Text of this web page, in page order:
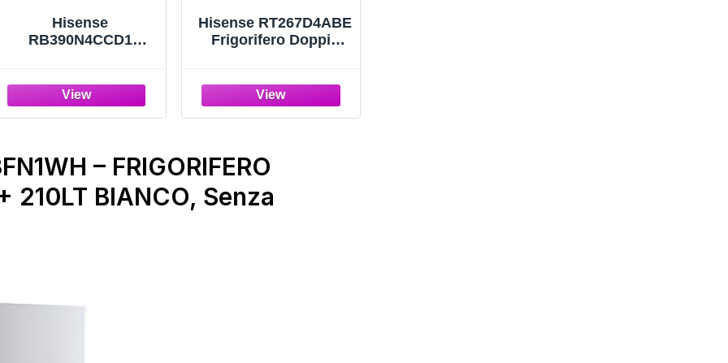
Hisense
RB390N4CCD1
Frost, Inox,
1.86x60cm, Classe D,
Hisense RT267D4ABE
Frigorifero Doppia
Illuminazione Led,
Porte reversibili,
– FRIGORIFERO
210LT BIANCO, Senza